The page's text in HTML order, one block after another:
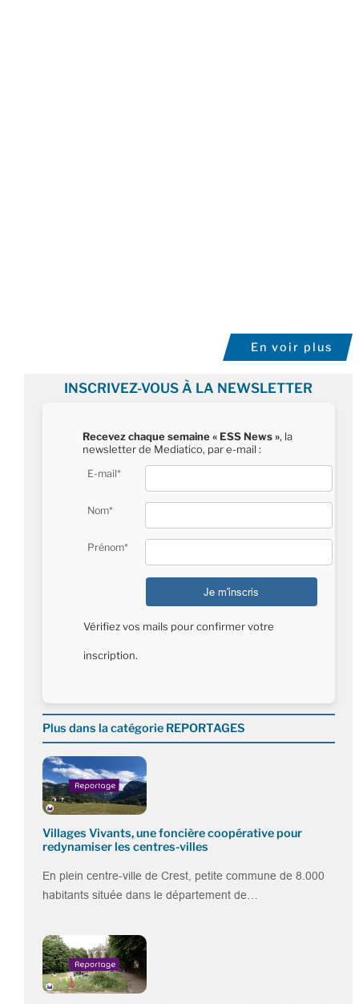
En voir plus
INSCRIVEZ-VOUS À LA NEWSLETTER
Recevez chaque semaine « ESS News », la
newsletter de Mediatico, par e-mail :
E-mail*
Nom*
Prénom*
Vérifiez vos mails pour confirmer votre
inscription.
Plus dans la catégorie REPORTAGES
Villages Vivants, une foncière coopérative pour
redynamiser les centres-villes
En plein centre-ville de Crest, petite commune de 8.000
habitants située dans le département de…